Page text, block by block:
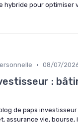
hybride pour optimiser
• 08/07/
:
de papa
assurance vie,